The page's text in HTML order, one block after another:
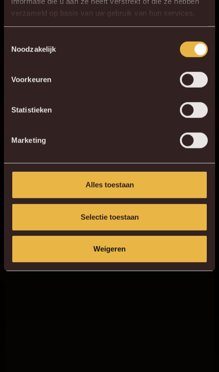
verzameld op basis van uw gebruik van hun services.
Noodzakelijk
Voorkeuren
Statistieken
Marketing
Alles toestaan
Selectie toestaan
Weigeren
×
DE NIEUWE KVM APP
Download de gloednieuwe KVM App nu via je